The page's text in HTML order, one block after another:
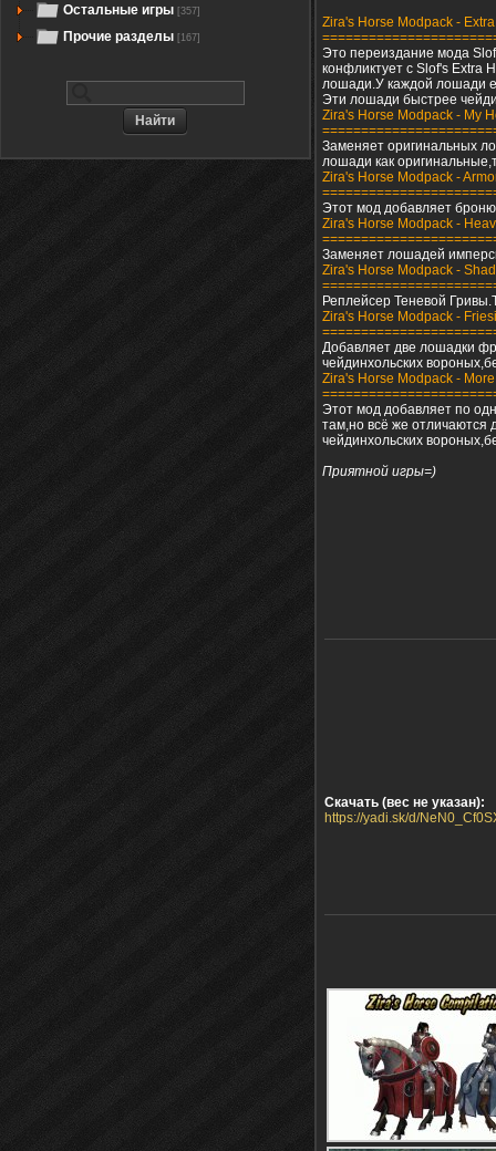
Остальные игры [357]
Прочие разделы [167]
Zira's Horse Modpack -
Это переиздание мода
конфликтует с Slof's Extra
лошади.У каждой лошади
Эти лошади быстрее
Zira's Horse Modpack - My
Заменяет оригинальных
лошади как
Zira's Horse Modpack -
Этот мод добавляет
Zira's Horse Modpack -
Заменяет лошадей
Zira's Horse Modpack -
Реплейсер Теневой
Zira's Horse Modpack -
Добавляет две лошадки
чейдинхольских
Zira's Horse Modpack -
Этот мод добавляет по
там,но всё же
чейдинхольских
Приятной игры=)
Скачать (вес не указан):
https://yadi.sk/d/